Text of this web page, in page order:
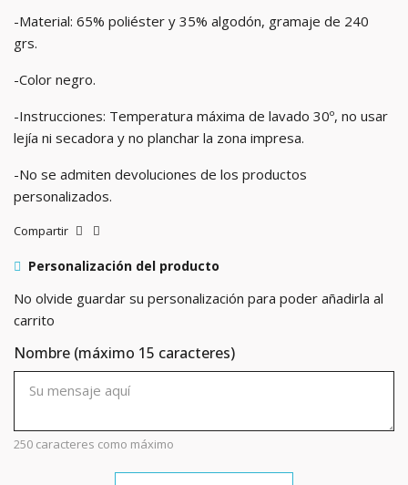
-Material: 65% poliéster y 35% algodón, gramaje de 240
grs.
-Color negro.
-Instrucciones: Temperatura máxima de lavado 30º, no usar
lejía ni secadora y no planchar la zona impresa.
-No se admiten devoluciones de los productos
personalizados.
Compartir
Personalización del producto
No olvide guardar su personalización para poder añadirla al
carrito
Nombre (máximo 15 caracteres)
250 caracteres como máximo